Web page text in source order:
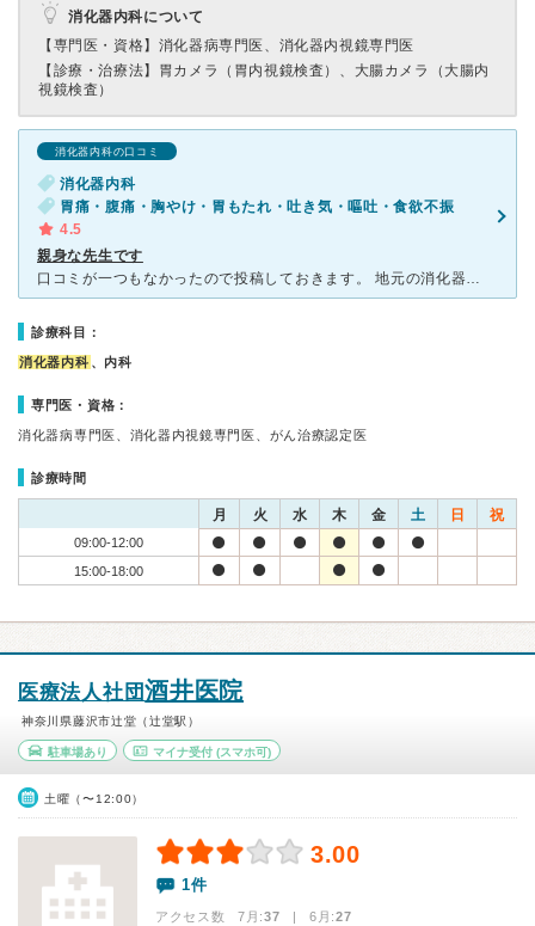
消化器内科について
【専門医・資格】 消化器病専門医、消化器内視鏡専門医
【診療・治療法】 胃カメラ（胃内視鏡検査）、大腸カメラ（大腸内
視鏡検査）
消化器内科の口コミ
消化器内科
胃痛・腹痛・胸やけ・胃もたれ・吐き気・嘔吐・食欲不振
4.5
親身な先生です
口コミが一つもなかったので投稿しておきます。 地元の消化器内科を探していて受診しました。 とても親身で優しい、いい先生です。 あとは外来の優しそうな看護師さんが1人だけいます。 午前中
診療科目：
消化器内科 、内科
専門医・資格：
消化器病専門医、消化器内視鏡専門医、がん治療認定医
診療時間
月 火 水 木 金 土 日 祝
09:00-12:00
15:00-18:00
医療法人社団酒井医院
神奈川県藤沢市辻堂（辻堂駅）
駐車場あり マイナ受付(スマホ可)
土曜（〜12:00）
3.00
1件
アクセス数 7月:37 | 6月:27